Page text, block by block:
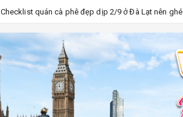
Checklist quán cà phê đẹp dịp 2/9 ở Đà Lạt nên ghé